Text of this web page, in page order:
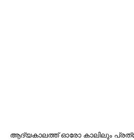
ആദ്യകാലത്ത് ഓരോ കാലിലും